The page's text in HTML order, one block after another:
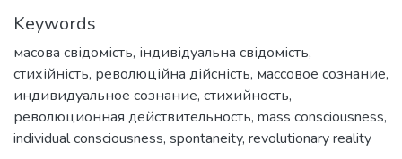
Keywords
масова свідомість, індивідуальна свідомість,
стихійність, революційна дійсність, массовое сознание,
индивидуальное сознание, стихийность,
революционная действительность, mass consciousness,
individual consciousness, spontaneity, revolutionary reality